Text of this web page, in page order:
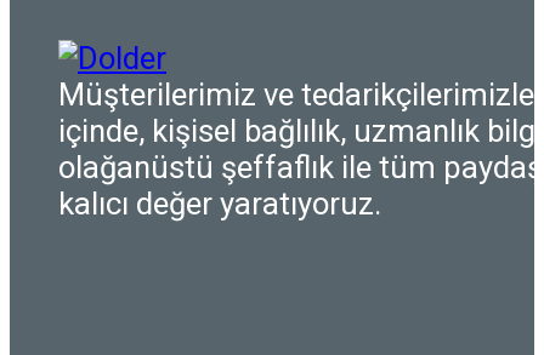
Müşterilerimiz ve tedarikçilerimizle
içinde, kişisel bağlılık, uzmanlık
olağanüstü şeffaflık ile tüm
kalıcı değer yaratıyoruz.